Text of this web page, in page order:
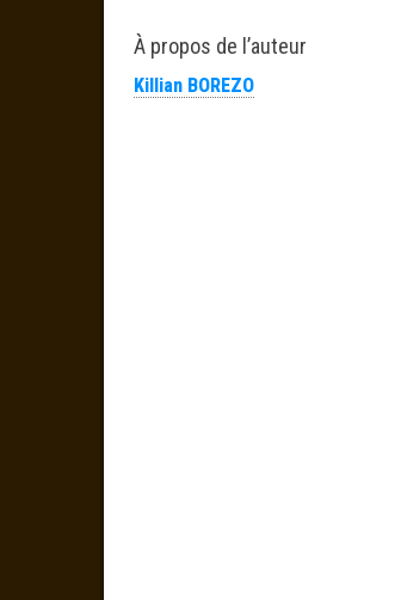
À propos de l’auteur
Killian BOREZO